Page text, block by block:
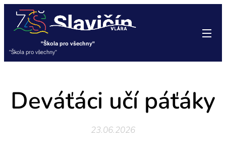
"Škola pro všechny"
"Škola pro všechny"
Deváťáci učí páťáky
23.06.2026